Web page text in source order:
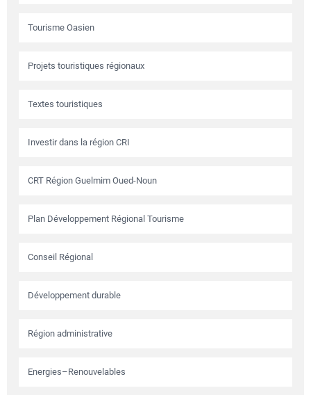
Tourisme Oasien
Projets touristiques régionaux
Textes touristiques
Investir dans la région CRI
CRT Région Guelmim Oued-Noun
Plan Développement Régional Tourisme
Conseil Régional
Développement durable
Région administrative
Energies–Renouvelables